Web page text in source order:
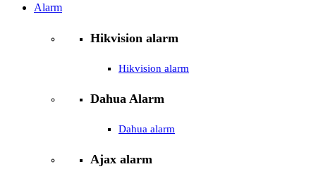
Alarm
Hikvision alarm
Hikvision alarm
Dahua Alarm
Dahua alarm
Ajax alarm